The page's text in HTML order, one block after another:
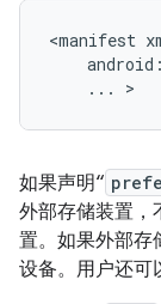
<manifest
...
>
如果声明“
外部存储装置，
置。如果外部存
设备。用户还可